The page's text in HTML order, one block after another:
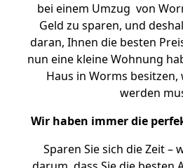
bei einem Umzug von
Geld zu sparen, und
daran, Ihnen die besten
nun eine kleine Wohnung
Haus in Worms
werden
Wir haben immer die
Sparen Sie sich die Zeit –